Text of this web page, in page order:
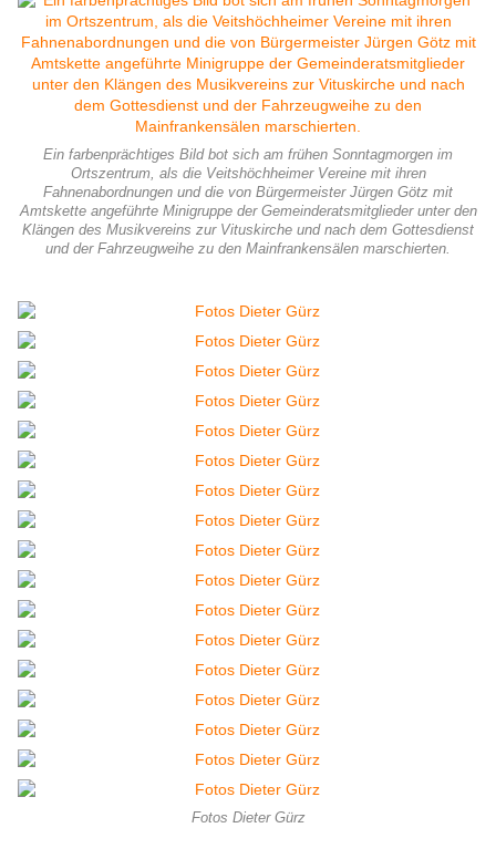
Ein farbenprächtiges Bild bot sich am frühen Sonntagmorgen im
Ortszentrum, als die Veitshöchheimer Vereine mit ihren
Fahnenabordnungen und die von Bürgermeister Jürgen Götz mit
Amtskette angeführte Minigruppe der Gemeinderatsmitglieder unter den
Klängen des Musikvereins zur Vituskirche und nach dem Gottesdienst
und der Fahrzeugweihe zu den Mainfrankensälen marschierten.
Fotos Dieter Gürz